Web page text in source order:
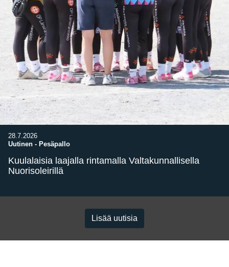
28.7.2026
Uutinen - Pesäpallo
Kuulalaisia laajalla rintamalla Valtakunnallisella
Nuorisoleirillä
Lisää uutisia